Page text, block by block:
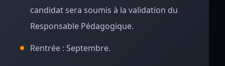
candidat sera soumis à la validation du
Responsable Pédagogique.
Rentrée : Septembre.